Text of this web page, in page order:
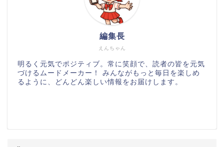
えんちゃん
編集長
明るく元気でポジティブ。常に笑顔で、読者の皆を元気
づけるムードメーカー！ みんながもっと毎日を楽しめ
るように、どんどん楽しい情報をお届けします。